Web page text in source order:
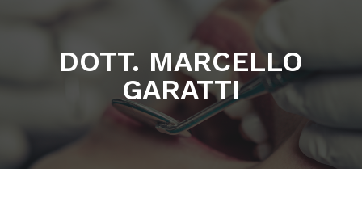
DOTT. MARCELLO
GARATTI